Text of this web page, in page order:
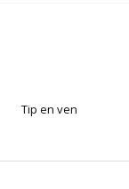
Tip en ven